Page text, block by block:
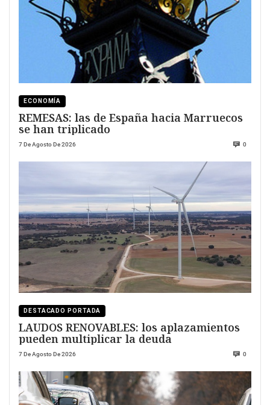
ECONOMÍA
REMESAS: las de España hacia Marruecos
se han triplicado
7 De Agosto De 2026 0
DESTACADO PORTADA
LAUDOS RENOVABLES: los aplazamientos
pueden multiplicar la deuda
7 De Agosto De 2026 0